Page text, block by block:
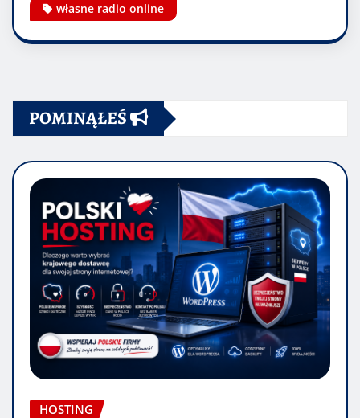
własne radio online
POMINĄŁEŚ
HOSTING